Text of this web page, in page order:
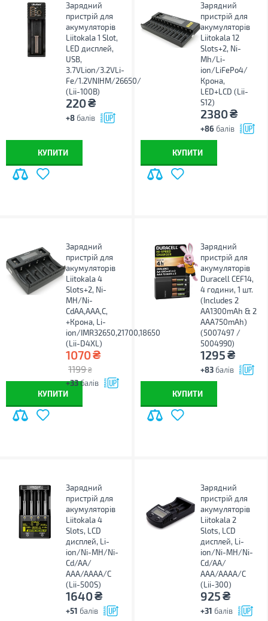
Зарядний
пристрій для
акумуляторів
Liitokala 1 Slot,
LED дисплей,
USB,
3.7VLion/3.2VLi-
Fe/1.2VNIHM/26650/
(Lii-100B)
220₴
+8 балів
КУПИТИ
Зарядний
пристрій для
акумуляторів
Liitokala 12
Slots+2, Ni-
Mh/Li-
ion/LiFePo4/
Крона,
LED+LCD (Lii-
S12)
2380₴
+86 балів
КУПИТИ
Зарядний
пристрій для
акумуляторів
Liitokala 4
Slots+2, Ni-
MH/Ni-
CdAA,AAA,C,
+Крона, Li-
ion/IMR32650,21700,18650
(Lii-D4XL)
1070₴
1199 ₴
+33балів
КУПИТИ
Зарядний
пристрій для
акумуляторів
Duracell CEF14,
4 години, 1 шт.
(Includes 2
AA1300mAh & 2
AAA750mAh)
(5007497 /
5004990)
1295₴
+83 балів
КУПИТИ
Зарядний
пристрій для
акумуляторів
Liitokala 4
Slots, LCD
дисплей, Li-
ion/Ni-MH/Ni-
Cd/AA/
ААA/AAAA/С
(Lii-500S)
1640₴
+51 балів
Зарядний
пристрій для
акумуляторів
Liitokala 2
Slots, LCD
дисплей, Li-
ion/Ni-MH/Ni-
Cd/AA/
ААA/AAAA/С
(Lii-300)
925₴
+31 балів